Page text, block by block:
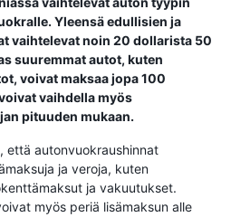
Yleensä edullisien ja
vaihtelevat noin 20 dollarista 50
suuremmat autot, kuten
voivat maksaa jopa 100
vaihdella myös
pituuden mukaan.
että autonvuokraushinnat
ja veroja, kuten
ja vakuutukset.
myös periä lisämaksun alle